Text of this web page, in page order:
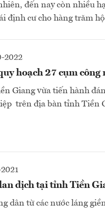
đến nay còn nhiều
định cư cho hàng trăm
2022
hoạch 27 cụm
Giang vừa tiến hành
trên địa bàn tỉnh Tiền
dịch tại tỉnh Tiền
dân từ các nước láng